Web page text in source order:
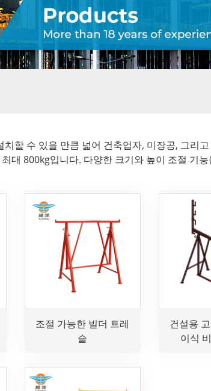
할 수 있을 만큼 넓어 건축업자, 미장공, 그리
대 800kg입니다. 다양한 크기와 높이 조절 기
조절 가능한 빌더 트레
슬
건설용
이식